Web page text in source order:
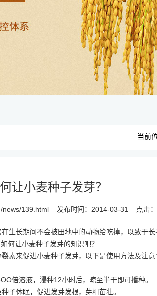
当前
让小麦种子发芽？
news/139.html 发布时间：2014-03-31 点击
在生长期间不会被田地中的动物给吃掉，以致于
何让小麦种子发芽的知识吧？
素来促进小麦种子发芽，以下是使用方法及注意
倍溶液，浸种12小时后，晾至半干即可播种。
子休眠，促进发芽发根，芽粗苗壮。